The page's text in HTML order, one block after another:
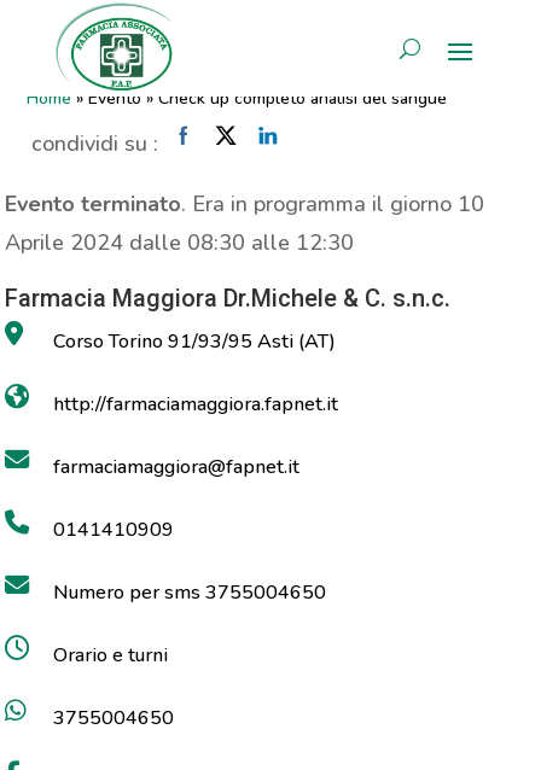
AREA RISERVATA
Check up completo analisi del
sangue
Home »Evento »Check up completo analisi del sangue
condividi su :
Evento terminato. Era in programma il giorno 10
Aprile 2024 dalle 08:30 alle 12:30
Farmacia Maggiora Dr.Michele & C. s.n.c.
Corso Torino 91/93/95 Asti (AT)
http://farmaciamaggiora.fapnet.it
farmaciamaggiora@fapnet.it
0141410909
Numero per sms 3755004650
Orario e turni
3755004650